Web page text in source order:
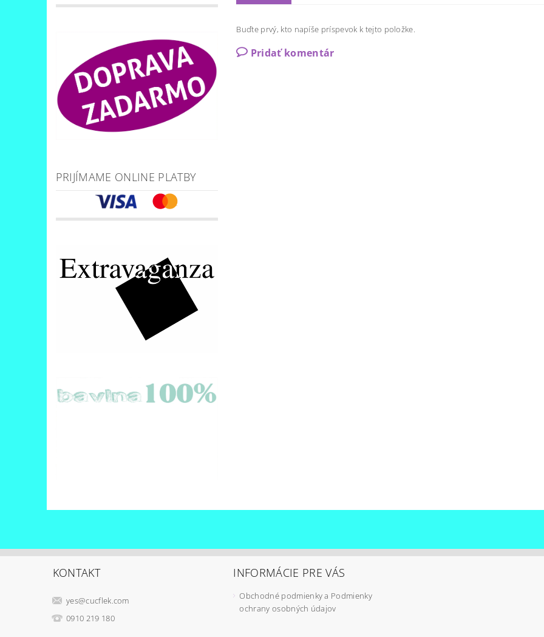
PRIJÍMAME ONLINE PLATBY
Buďte prvý, kto napíše príspevok k tejto položke.
Pridať komentár
KONTAKT
yes@cucflek.com
0910 219 180
INFORMÁCIE PRE VÁS
Obchodné podmienky a Podmienky
ochrany osobných údajov